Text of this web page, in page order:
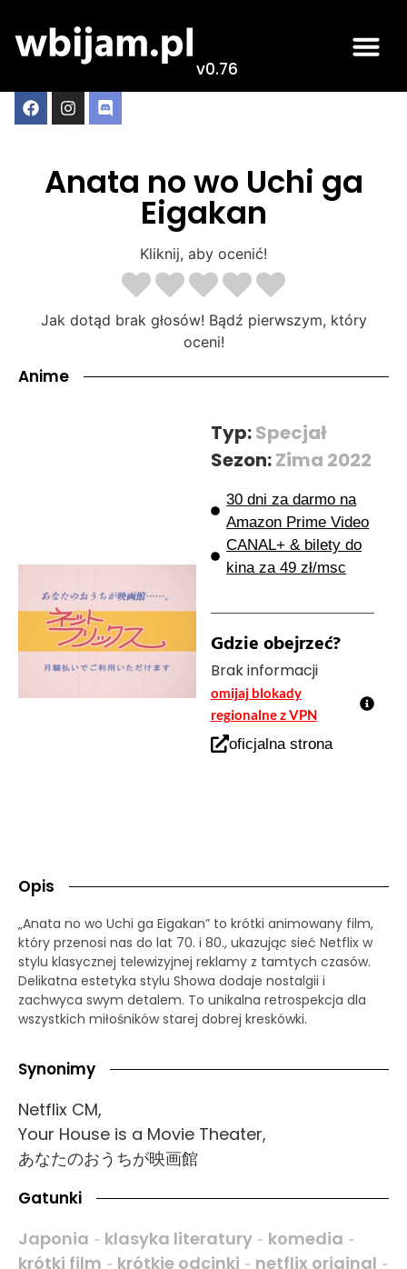
v0.76
Anata no wo Uchi ga
Eigakan
Kliknij, aby ocenić!
Jak dotąd brak głosów! Bądź pierwszym, który
oceni!
Anime
Typ:Specjał
Sezon:Zima 2022
30 dni za darmo na
Amazon Prime Video
CANAL+ & bilety do
kina za 49 zł/msc
Gdzie obejrzeć?
Brak informacji
omijaj blokady
regionalne z VPN
oficjalna strona
Opis
„Anata no wo Uchi ga Eigakan” to krótki animowany film,
który przenosi nas do lat 70. i 80., ukazując sieć Netflix w
stylu klasycznej telewizyjnej reklamy z tamtych czasów.
Delikatna estetyka stylu Showa dodaje nostalgii i
zachwyca swym detalem. To unikalna retrospekcja dla
wszystkich miłośników starej dobrej kreskówki.
Synonimy
Netflix CM,
Your House is a Movie Theater,
あなたのおうちが映画館
Gatunki
Japonia - klasyka literatury - komedia -
krótki film - krótkie odcinki - netflix original -